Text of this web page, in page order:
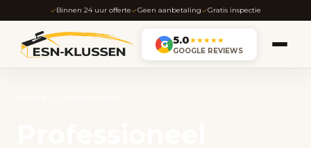
Binnen 24 uur offerte Geen aanbetaling Gratis inspectie
G 5.0★★★★★
GOOGLE REVIEWS